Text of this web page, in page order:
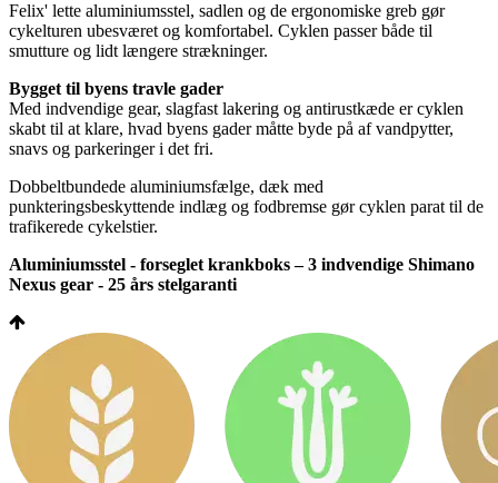
Felix' lette aluminiumsstel, sadlen og de ergonomiske greb gør
cykelturen ubesværet og komfortabel. Cyklen passer både til
smutture og lidt længere strækninger.
Bygget til byens travle gader
Med indvendige gear, slagfast lakering og antirustkæde er cyklen
skabt til at klare, hvad byens gader måtte byde på af vandpytter,
snavs og parkeringer i det fri.
Dobbeltbundede aluminiumsfælge, dæk med
punkteringsbeskyttende indlæg og fodbremse gør cyklen parat til de
trafikerede cykelstier.
Aluminiumsstel - forseglet krankboks – 3 indvendige Shimano
Nexus gear - 25 års stelgaranti